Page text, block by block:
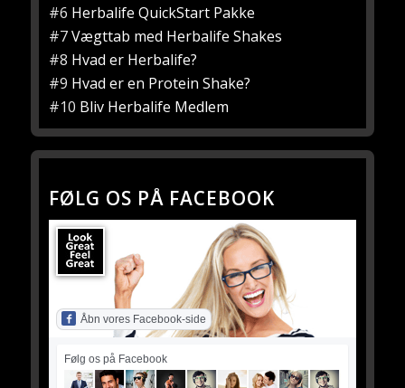
#6 Herbalife QuickStart Pakke
#7Vægttab med Herbalife Shakes
#8 Hvad er Herbalife?
#9 Hvad er en Protein Shake?
#10 Bliv Herbalife Medlem
FØLG OS PÅ FACEBOOK
Åbn vores Facebook-side
Følg os på Facebook